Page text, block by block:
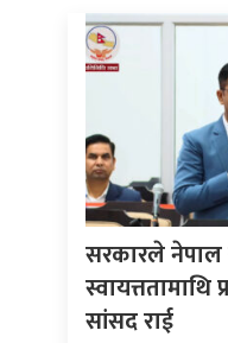
सरकारले नेपाल
स्वायत्ततामाथि
सांसद राई